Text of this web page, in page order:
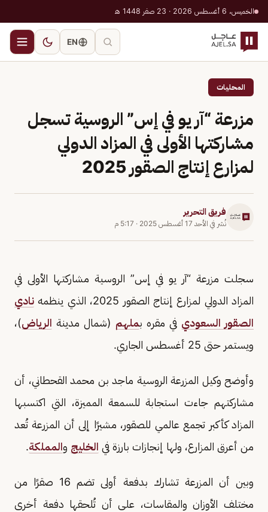
الخميس، 6 أغسطس 2026 · 23 صفر 1448 هـ
EN
المحليات
مزرعة “آر يو في إس” الروسية تسجل
مشاركتها الأولى في المزاد الدولي
لمزارع إنتاج الصقور 2025
فريق التحرير
نُشر في الأحد 17 أغسطس 2025 · 5:17 م
سجلت مزرعة “آر يو في إس” الروسية مشاركتها الأولى في
المزاد الدولي لمزارع إنتاج الصقور 2025، الذي ينظمه
نادي
الصقور السعودي في مقره بملهم (شمال مدينة الرياض)،
ويستمر حتى 25 أغسطس الجاري.
وأوضح وكيل المزرعة الروسية ماجد بن محمد القحطاني، أن
مشاركتهم جاءت استجابة للسمعة المميزة، التي اكتسبها
المزاد كأكبر تجمع عالمي للصقور، مشيرًا إلى أن المزرعة تُعد
من أعرق المزارع، ولها إنجازات بارزة في الخليج والمملكة.
وبين أن المزرعة تشارك بدفعة أولى تضم 16 صقرًا من
مختلف الأوزان والمقاسات، على أن تُلحقها دفعة أخرى